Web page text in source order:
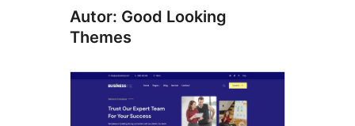
Autor: Good Looking
Themes